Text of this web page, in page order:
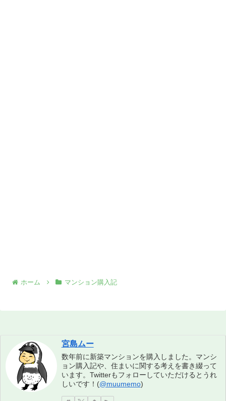
ホーム マンション購入記
宮島ムー
数年前に新築マンションを購入しました。マンシ
ョン購入記や、住まいに関する考えを書き綴って
います。Twitterもフォローしていただけるとうれ
しいです！(@muumemo)